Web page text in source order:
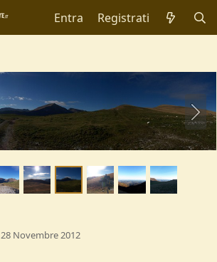
Entra Registrati
28 Novembre 2012